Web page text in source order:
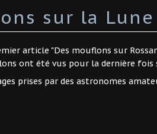
sur la Lune
article "Des mouflons sur
ont été vus pour la dernière fois
prises par des astronomes